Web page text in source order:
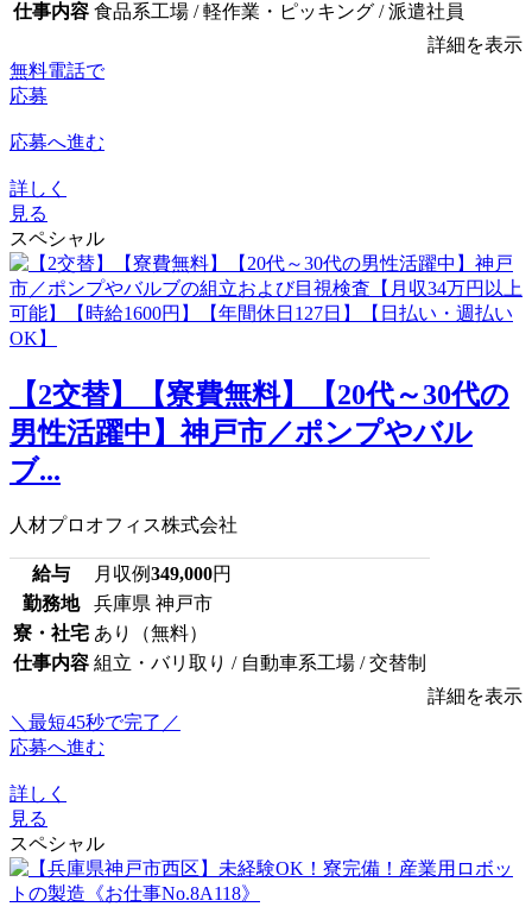
仕事内容 食品系工場 / 軽作業・ピッキング / 派遣社員
詳細を表示
無料電話で
応募
応募へ進む
詳しく
見る
スペシャル
【2交替】【寮費無料】【20代～30代の
男性活躍中】神戸市／ポンプやバル
ブ...
人材プロオフィス株式会社
給与 月収例349,000円
勤務地
兵庫県 神戸市
寮・社宅 あり（無料）
仕事内容 組立・バリ取り / 自動車系工場 / 交替制
詳細を表示
＼最短45秒で完了／
応募へ進む
詳しく
見る
スペシャル